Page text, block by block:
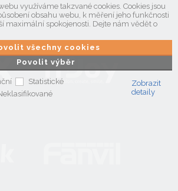
využíváme takzvané cookies. Cookies jsou
obsahu webu, k měření jeho funkčnosti
maximální spokojenosti. Dejte nám vědět o
Povolit výběr
všechny cookies
Statistické
Zobrazit
detaily